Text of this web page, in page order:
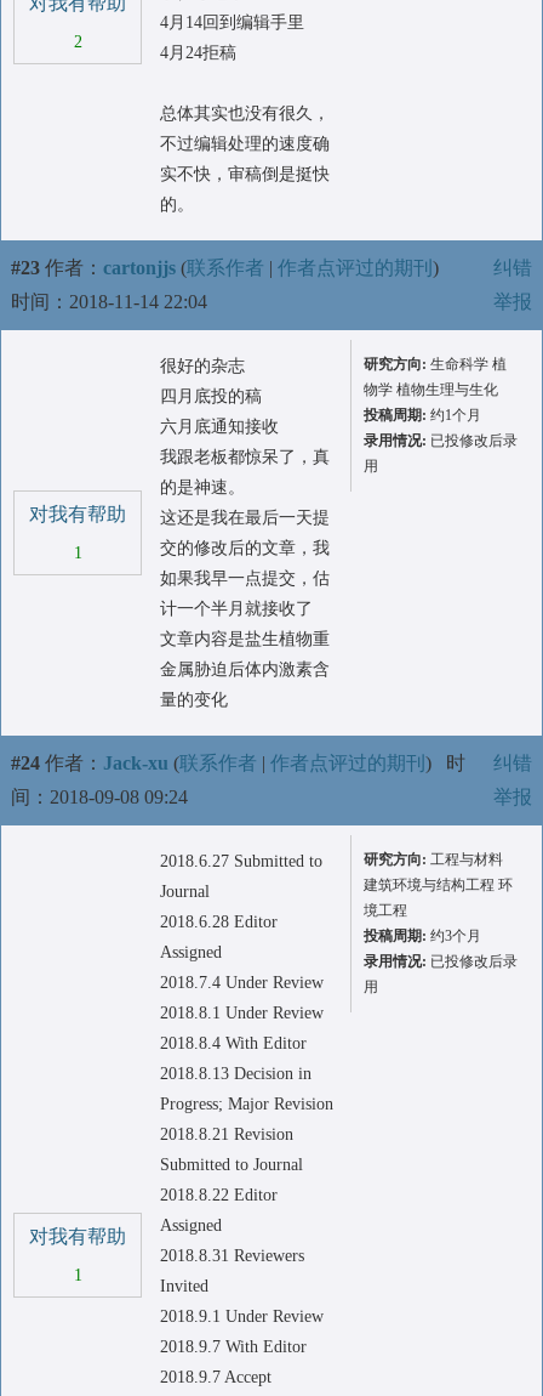
2
4月14回到编辑手里
4月24拒稿
总体其实也没有很久，
不过编辑处理的速度确
实不快，审稿倒是挺快
的。
#23 作者： cartonjjs (联系作者 | 作者点评过的期刊 )
时间：2018-11-14 22:04
纠错
举报
对我有帮助
1
很好的杂志
四月底投的稿
六月底通知接收
我跟老板都惊呆了，真
的是神速。
这还是我在最后一天提
交的修改后的文章，我
如果我早一点提交，估
计一个半月就接收了
文章内容是盐生植物重
金属胁迫后体内激素含
量的变化
研究方向: 生命科学 植
物学 植物生理与生化
投稿周期: 约1个月
录用情况: 已投修改后录
用
#24 作者： Jack-xu (联系作者 | 作者点评过的期刊 ) 时
间：2018-09-08 09:24
纠错
举报
对我有帮助
1
2018.6.27 Submitted to
Journal
2018.6.28 Editor
Assigned
2018.7.4 Under Review
2018.8.1 Under Review
2018.8.4 With Editor
2018.8.13 Decision in
Progress; Major Revision
2018.8.21 Revision
Submitted to Journal
2018.8.22 Editor
Assigned
2018.8.31 Reviewers
Invited
2018.9.1 Under Review
2018.9.7 With Editor
2018.9.7 Accept
研究方向: 工程与材料
建筑环境与结构工程 环
境工程
投稿周期: 约3个月
录用情况: 已投修改后录
用